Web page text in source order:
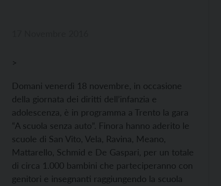
>
Domani venerdì 18 novembre, in occasione
della giornata dei diritti dell’infanzia e
adolescenza, è in programma a Trento la gara
“A scuola senza auto”. Finora hanno aderito le
scuole di San Vito, Vela, Ravina, Meano,
Mattarello, Schmid e De Gaspari, per un totale
di circa 1.000 bambini che parteciperanno con
genitori e insegnanti raggiungendo la scuola